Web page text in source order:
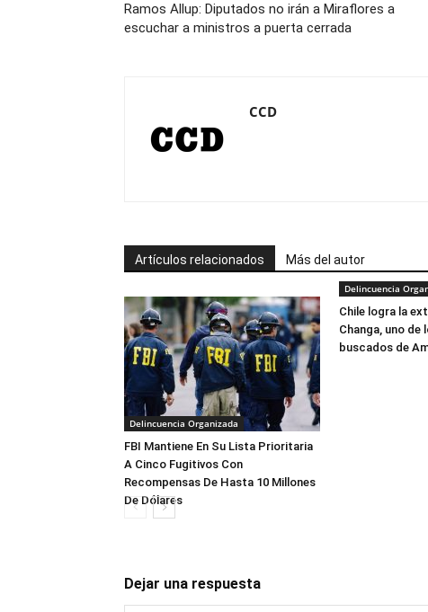
Ramos Allup: Diputados no irán a Miraflores a
escuchar a ministros a puerta cerrada
CCD
Artículos relacionados Más del autor
Delincuencia Organizada
FBI Mantiene En Su Lista Prioritaria
A Cinco Fugitivos Con
Recompensas De Hasta 10 Millones
De Dólares
Delincuencia
Chile logra la
Changa, uno de
buscados de
Dejar una respuesta